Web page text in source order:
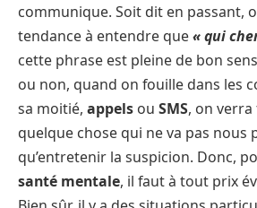
communique. Soit dit en passant,
tendance à entendre que« qui
cette phrase est pleine de bon
ou non, quand on fouille dans les
sa moitié, appels ou SMS, on
quelque chose qui ne va pas nous
qu’entretenir la suspicion. Donc,
santé mentale, il faut à tout prix